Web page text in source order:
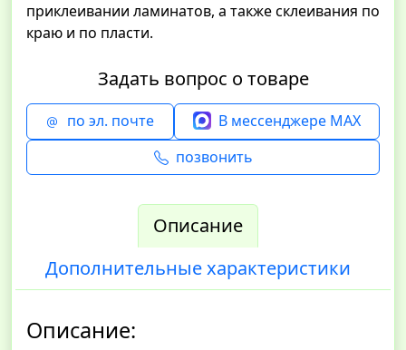
приклеивании ламинатов, а также склеивания по
краю и по пласти.
Задать вопрос о товаре
по эл. почте
В мессенджере MAX
позвонить
Описание
Дополнительные характеристики
Описание: